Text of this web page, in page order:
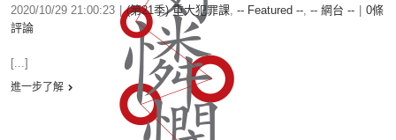
2020/10/29 21:00:23 (第21季) 重大犯罪課, -- Featured --, -- 網台 --
0條
評論
[...]
進一步了解